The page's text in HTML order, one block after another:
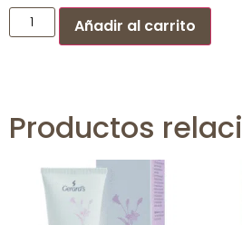
Añadir al carrito
Productos